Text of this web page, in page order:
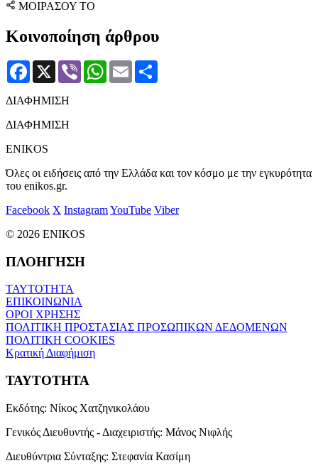
ΜΟΙΡΑΣΟΥ ΤΟ
Κοινοποίηση άρθρου
Facebook
X Viber WhatsApp
Email
ΔΙΑΦΗΜΙΣΗ
ΔΙΑΦΗΜΙΣΗ
ENIKOS
Όλες οι ειδήσεις από την Ελλάδα και τον κόσμο με την εγκυρότητα
του enikos.gr.
Facebook X InstagramYouTube Viber
© 2026 ENIKOS
ΠΛΟΗΓΗΣΗ
ΤΑΥΤΟΤΗΤΑ
ΕΠΙΚΟΙΝΩΝΙΑ
ΟΡΟΙ ΧΡΗΣΗΣ
ΠΟΛΙΤΙΚΗ ΠΡΟΣΤΑΣΙΑΣ ΠΡΟΣΩΠΙΚΩΝ ΔΕΔΟΜΕΝΩΝ
ΠΟΛΙΤΙΚΗ COOKIES
Κρατική Διαφήμιση
ΤΑΥΤΟΤΗΤΑ
Εκδότης: Νίκος Χατζηνικολάου
Γενικός Διευθυντής - Διαχειριστής: Μάνος Νιφλής
Διευθύντρια Σύνταξης: Στεφανία Κασίμη